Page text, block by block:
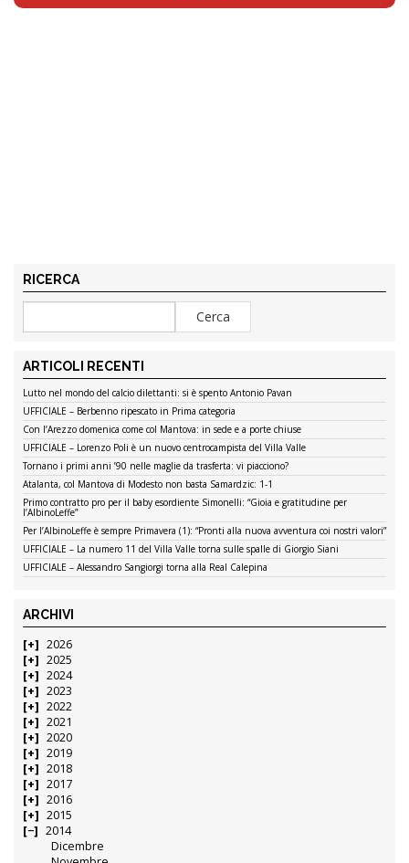
RICERCA
ARTICOLI RECENTI
Lutto nel mondo del calcio dilettanti: si è spento Antonio Pavan
UFFICIALE – Berbenno ripescato in Prima categoria
Con l’Arezzo domenica come col Mantova: in sede e a porte chiuse
UFFICIALE – Lorenzo Poli è un nuovo centrocampista del Villa Valle
Tornano i primi anni ’90 nelle maglie da trasferta: vi piacciono?
Atalanta, col Mantova di Modesto non basta Samardzic: 1-1
Primo contratto pro per il baby esordiente Simonelli: “Gioia e gratitudine per
l’AlbinoLeffe”
Per l’AlbinoLeffe è sempre Primavera (1): “Pronti alla nuova avventura coi nostri valori”
UFFICIALE – La numero 11 del Villa Valle torna sulle spalle di Giorgio Siani
UFFICIALE – Alessandro Sangiorgi torna alla Real Calepina
ARCHIVI
2026
2025
2024
2023
2022
2021
2020
2019
2018
2017
2016
2015
2014
Dicembre